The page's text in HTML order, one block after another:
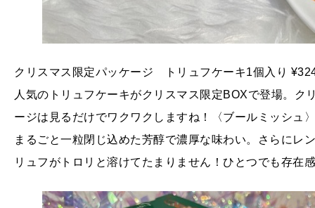
クリスマス限定パッケージ トリュフケーキ1個入り
人気のトリュフケーキがクリスマス限定BOXで登場。ク
ージは見るだけでワクワクしますね！〈ブールミッシュ
まるごと一粒閉じ込めた芳醇で濃厚な味わい。さらにレ
リュフがトロリと溶けてたまりません！ひとつでも存在